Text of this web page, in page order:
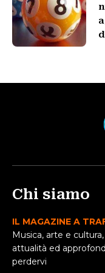
Chi siamo
IL MAGAZINE A
Musica, arte e
attualità ed
perdervi